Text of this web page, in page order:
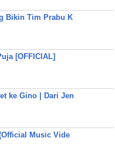
Bikin Tim Prabu K
[OFFICIAL]
ke Gino | Dari Jen
Music Vide